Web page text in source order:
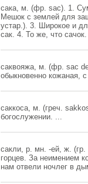
сака, м. (фр. sac). 1.
Мешок с землей для
устар.). 3. Широкое и
сак. 4. То же, что
саквояжа, м. (фр. sac
обыкновенно кожаная,
саккоса, м. (греч.
богослужении. ...
сакли, р. мн. -ей, ж.
горцев. За неимением
нам отвели ночлег в